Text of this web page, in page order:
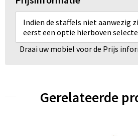
Indien de staffels niet aanwezig
eerst een optie hierboven
Draai uw mobiel voor de Prijs
Gerelateerde